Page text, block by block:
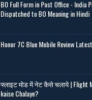
BO Full Form in Post Office - India
Dispatched to BO Meaning in Hindi
Honor 7C Blue Mobile Review
फ्लाइट मोड में नेट कैसे चलाये | Flight
kaise Chalaye?